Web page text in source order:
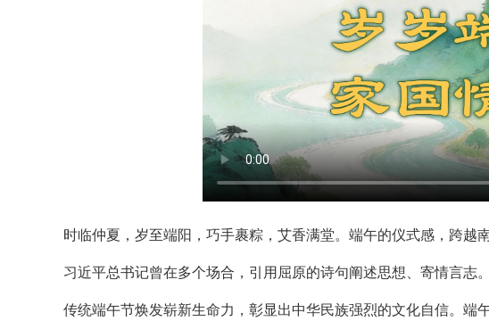
时临仲夏，岁至端阳，巧手裹粽，艾香满堂。端午的仪式感，跨越南
习近平总书记曾在多个场合，引用屈原的诗句阐述思想、寄情言志。
传统端午节焕发崭新生命力，彰显出中华民族强烈的文化自信。端